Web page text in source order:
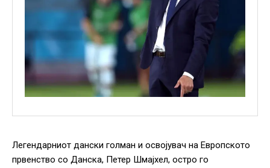
Легендарниот дански голман и освојувач на Европското
првенство со Данска, Петер Шмајхел, остро го